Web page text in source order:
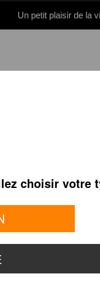
Un petit plaisir de la